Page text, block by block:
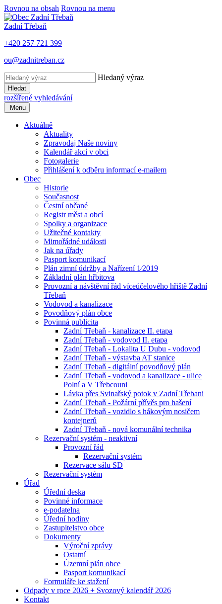
Rovnou na obsah Rovnou na menu
Zadní Třebaň
+420 257 721 399
ou@zadnitreban.cz
Hledaný výraz
Hledat
rozšířené vyhledávání
Menu
Aktuálně
Aktuality
Zpravodaj Naše noviny
Kalendář akcí v obci
Fotogalerie
Přihlášení k odběru informací e-mailem
Obec
Historie
Současnost
Čestní občané
Registr měst a obcí
Spolky a organizace
Užitečné kontakty
Mimořádné události
Jak na úřady
Pasport komunikací
Plán zimní údržby a Nařízení 1⁄2019
Základní plán hřbitova
Provozní a návštěvní řád víceúčelového hřiště Zadní
Třebaň
Vodovod a kanalizace
Povodňový plán obce
Povinná publicita
Zadní Třebaň - kanalizace II. etapa
Zadní Třebaň - vodovod II. etapa
Zadní Třebaň - Lokalita U Dubu - vodovod
Zadní Třebaň - výstavba AT stanice
Zadní Třebaň - digitální povodňový plán
Zadní Třebaň - vodovod a kanalizace - ulice
Polní a V Třebcouni
Lávka přes Svinařský potok v Zadní Třebani
Zadní Třebaň - Požární přívěs pro hašení
Zadní Třebaň - vozidlo s hákovým nosičem
kontejnerů
Zadní Třebaň - nová komunální technika
Rezervační systém - neaktivní
Provozní řád
Rezervační systém
Rezervace sálu SD
Rezervační systém
Úřad
Úřední deska
Povinné informace
e-podatelna
Úřední hodiny
Zastupitelstvo obce
Dokumenty
Výroční zprávy
Ostatní
Územní plán obce
Pasport komunikací
Formuláře ke stažení
Odpady v roce 2026 + Svozový kalendář 2026
Kontakt